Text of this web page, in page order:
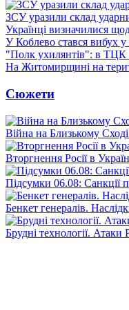
ЗСУ уразили склад
Українці визначилися
У Коблево стався вибух
"Полк ухилянтів": в ТЦК
На Житомирщині на
Сюжети
Війна на Близькому
Вторгнення Росії в
Підсумки 06.08: Санкції
Бенкет генералів.
Брудні технології.